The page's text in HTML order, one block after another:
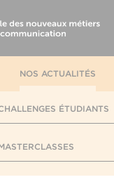
NOS ACTUALITÉS
ÉTUDIANTS